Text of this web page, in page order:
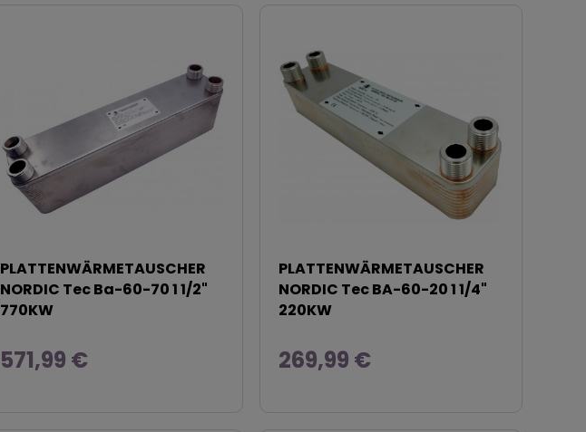
PLATTENWÄRMETAUSCHER
NORDIC Tec Ba-60-70 1 1/2"
770KW
571,99 €
PLATTENWÄRMETAUSCHER
NORDIC Tec BA-60-20 1 1/4"
220KW
269,99 €